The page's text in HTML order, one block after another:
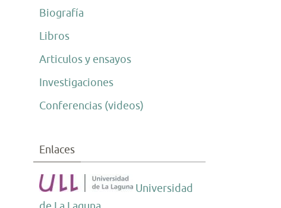
Biografía
Libros
Articulos y ensayos
Investigaciones
Conferencias (videos)
Enlaces
Universidad